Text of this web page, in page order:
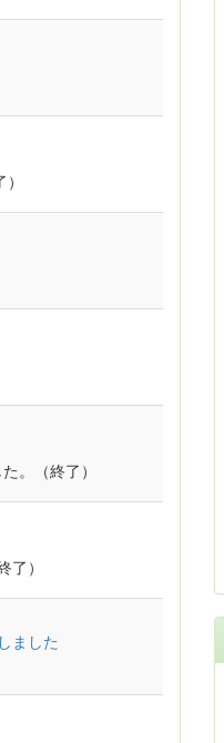
。（終了）
）
ました